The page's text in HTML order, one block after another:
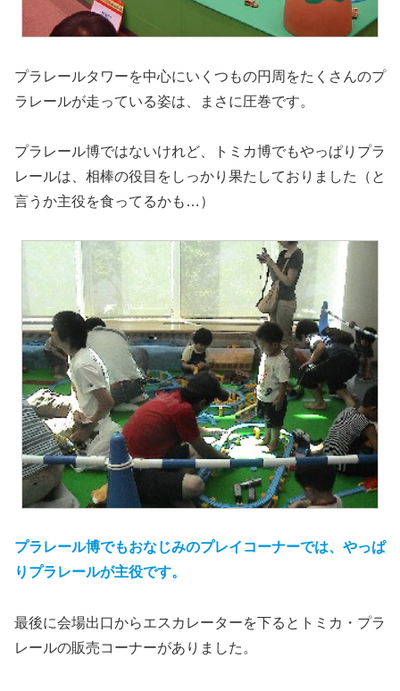
プラレールタワーを中心にいくつもの円周をたくさんのプ
ラレールが走っている姿は、まさに圧巻です。
プラレール博ではないけれど、トミカ博でもやっぱりプラ
レールは、相棒の役目をしっかり果たしておりました（と
言うか主役を食ってるかも…）
プラレール博でもおなじみのプレイコーナーでは、やっぱ
りプラレールが主役です。
最後に会場出口からエスカレーターを下るとトミカ・プラ
レールの販売コーナーがありました。